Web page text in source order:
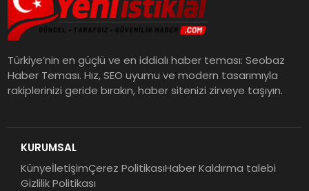
Türkiye’nin en güçlü ve en iddialı haber teması: Seobaz
Haber Teması. Hız, SEO uyumu ve modern tasarımıyla
rakiplerinizi geride bırakın, haber sitenizi zirveye taşıyın.
KURUMSAL
KünyeİletişimÇerez PolitikasıHaber Kaldırma talebi
Gizlilik Politikası